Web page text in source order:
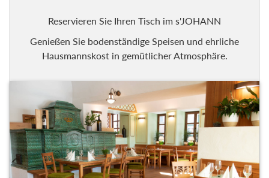
Reservieren Sie Ihren Tisch im s'JOHANN
Genießen Sie bodenständige Speisen und ehrliche
Hausmannskost in gemütlicher Atmosphäre.